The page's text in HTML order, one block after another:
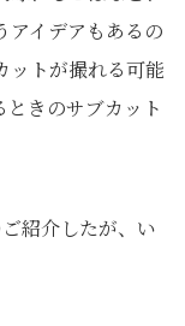
アイデアもあるの
ットが撮れる可能
きのサブカット
紹介したが、い